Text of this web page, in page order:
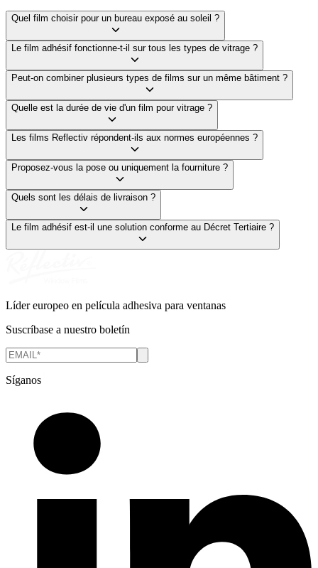
Quel film choisir pour un bureau exposé au soleil ?
Le film adhésif fonctionne-t-il sur tous les types de vitrage ?
Peut-on combiner plusieurs types de films sur un même bâtiment ?
Quelle est la durée de vie d'un film pour vitrage ?
Les films Reflectiv répondent-ils aux normes européennes ?
Proposez-vous la pose ou uniquement la fourniture ?
Quels sont les délais de livraison ?
Le film adhésif est-il une solution conforme au Décret Tertiaire ?
Líder europeo en película adhesiva para ventanas
Suscríbase a nuestro boletín
Síganos